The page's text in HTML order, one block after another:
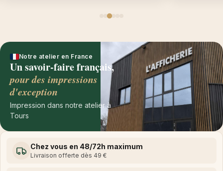
Notre atelier en France
Un savoir-faire français,
pour des impressions
d'exception
Impression dans notre atelier à
Tours
Chez vous en 48/72h maximum
Livraison offerte dès 49 €